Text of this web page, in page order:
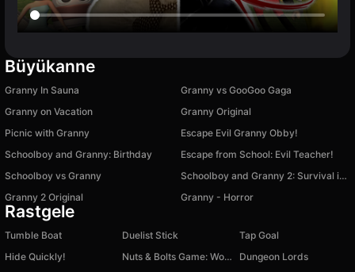
Büyükanne
Granny In Sauna
Granny vs GooGoo Gaga
Granny on Vacation
Granny Original
Picnic with Granny
Escape Evil Granny Obby!
Schoolboy and Granny: Birthday
Escape from School: Evil Teacher!
Schoolboy vs Granny
Schoolboy and Granny 2: Survival in the Forest
Granny 2 Original
Granny - Horror
Rastgele
Tumble Boat Duelist Stick
Tap Goal
Hide Quickly!
Nuts & Bolts Game: Wood Puzzle
Dungeon Lords